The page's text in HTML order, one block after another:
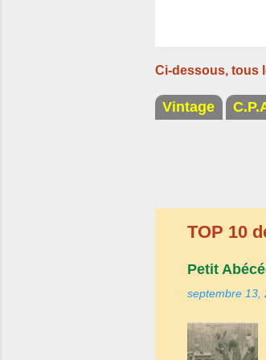
Ci-dessous, tous
Vintage
TOP 10
Petit
septembre 13,